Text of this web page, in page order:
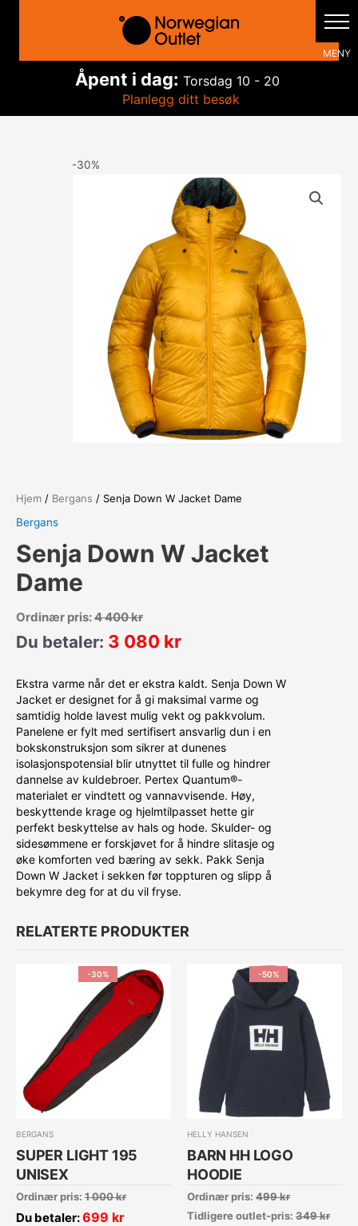
innholdet
Åpent i dag: Torsdag 10 - 20
Planlegg ditt besøk
-30%
Hjem / Bergans / Senja Down W Jacket Dame
Bergans
Senja Down W Jacket
Dame
Ordinær pris:4 400kr
Du betaler: 3 080 kr
Ekstra varme når det er ekstra kaldt. Senja Down W
Jacket er designet for å gi maksimal varme og
samtidig holde lavest mulig vekt og pakkvolum.
Panelene er fylt med sertifisert ansvarlig dun i en
bokskonstruksjon som sikrer at dunenes
isolasjonspotensial blir utnyttet til fulle og hindrer
dannelse av kuldebroer. Pertex Quantum®-
materialet er vindtett og vannavvisende. Høy,
beskyttende krage og hjelmtilpasset hette gir
perfekt beskyttelse av hals og hode. Skulder- og
sidesømmene er forskjøvet for å hindre slitasje og
øke komforten ved bæring av sekk. Pakk Senja
Down W Jacket i sekken før toppturen og slipp å
bekymre deg for at du vil fryse.
RELATERTE PRODUKTER
-30%
BERGANS
SUPER LIGHT 195
UNISEX
Ordinær pris: 1 000kr
Du betaler:699 kr
-50%
HELLY HANSEN
BARN HH LOGO
HOODIE
Ordinær pris: 499kr
Tidligere outlet-pris: 349kr